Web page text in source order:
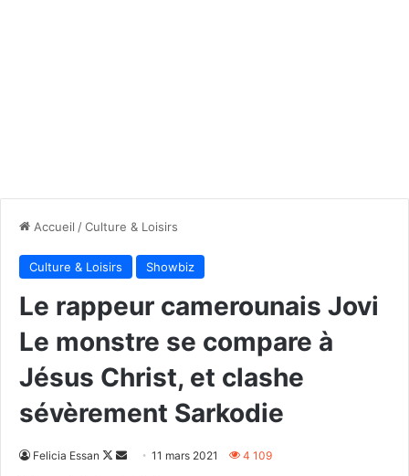
Accueil /Culture & Loisirs
Culture & Loisirs Showbiz
Le rappeur camerounais Jovi
Le monstre se compare à
Jésus Christ, et clashe
sévèrement Sarkodie
Felicia Essan
Follow
Envoyer11 mars 2021 4 109